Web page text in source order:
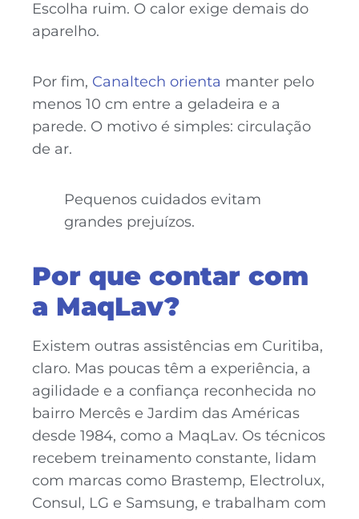
Escolha ruim. O calor exige demais do
aparelho.
Por fim, Canaltech orienta manter pelo
menos 10 cm entre a geladeira e a
parede. O motivo é simples: circulação
de ar.
Pequenos cuidados evitam
grandes prejuízos.
Por que contar com
a MaqLav?
Existem outras assistências em Curitiba,
claro. Mas poucas têm a experiência, a
agilidade e a confiança reconhecida no
bairro Mercês e Jardim das Américas
desde 1984, como a MaqLav. Os técnicos
recebem treinamento constante, lidam
com marcas como Brastemp, Electrolux,
Consul, LG e Samsung, e trabalham com